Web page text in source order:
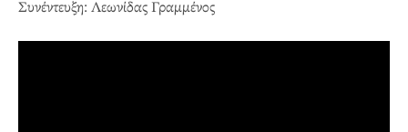
Συνέντευξη: Λεωνίδας Γραμμένος